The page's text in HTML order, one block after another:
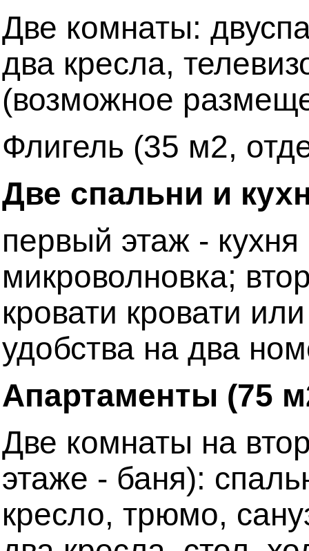
Две комнаты:
два кресла,
(возможное
Флигель (35 м2,
Две спальни и
первый этаж -
микроволновка;
кровати кровати
удобства на два
Апартаменты (75
Две комнаты на
этаже - баня):
кресло, трюмо,